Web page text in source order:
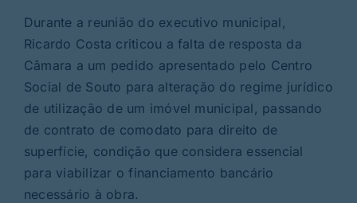
Durante a reunião do executivo municipal,
Ricardo Costa criticou a falta de resposta da
Câmara a um pedido apresentado pelo Centro
Social de Souto para alteração do regime jurídico
de utilização de um imóvel municipal, passando
de contrato de comodato para direito de
superfície, condição que considera essencial
para viabilizar o financiamento bancário
necessário à obra.